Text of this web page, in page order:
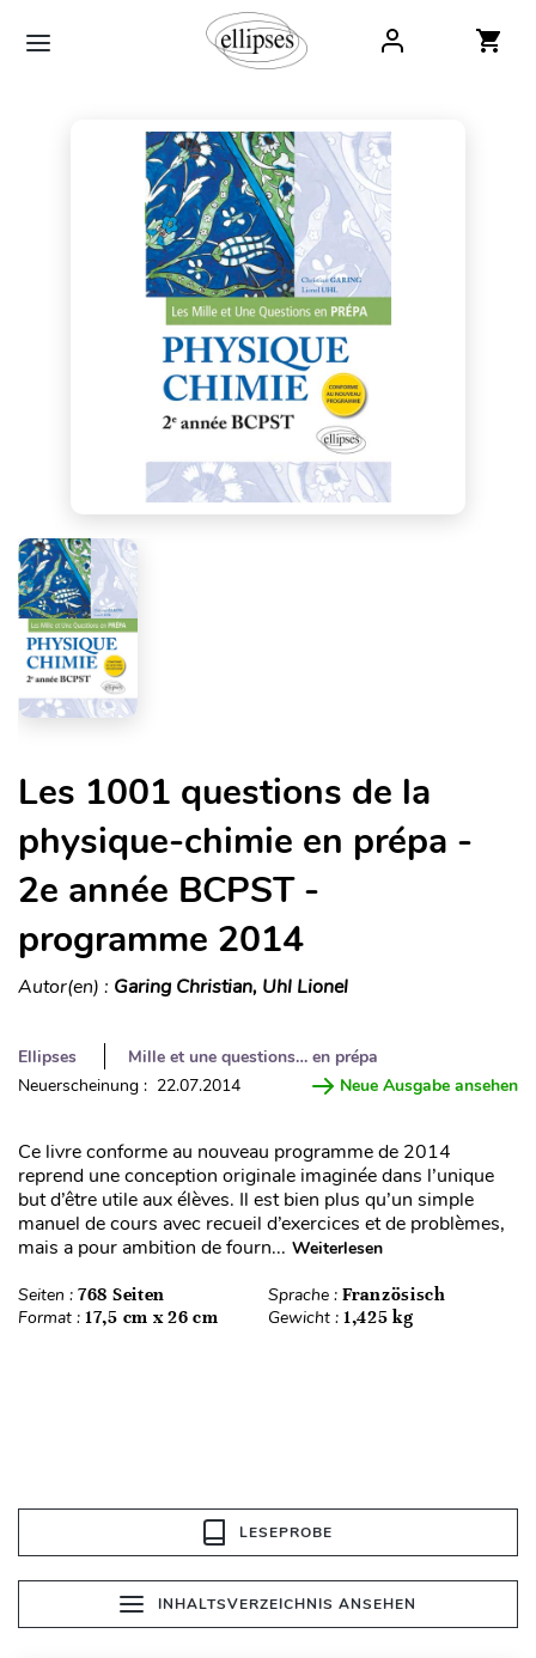
Les 1001 questions de la
physique-chimie en prépa -
2e année BCPST -
programme 2014
Autor(en) : Garing Christian, Uhl Lionel
Ellipses
Mille et une questions… en prépa
Neuerscheinung : 22.07.2014
Neue Ausgabe ansehen
Ce livre conforme au nouveau programme de 2014
reprend une conception originale imaginée dans l’unique
but d’être utile aux élèves. Il est bien plus qu’un simple
manuel de cours avec recueil d’exercices et de problèmes,
mais a pour ambition de fourn... Weiterlesen
Seiten : 768 Seiten Sprache : Französisch
Format : 17,5 cm x 26 cm Gewicht : 1,425 kg
LESEPROBE
INHALTSVERZEICHNIS ANSEHEN